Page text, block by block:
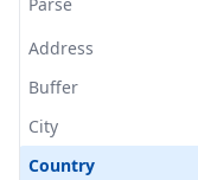
Getspaceparent
Address
Buffer
City
Country